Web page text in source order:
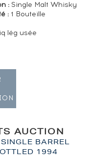
:Single Malt Whisky
:1 Bouteille
lég usée
AUCTION
BARREL
1994